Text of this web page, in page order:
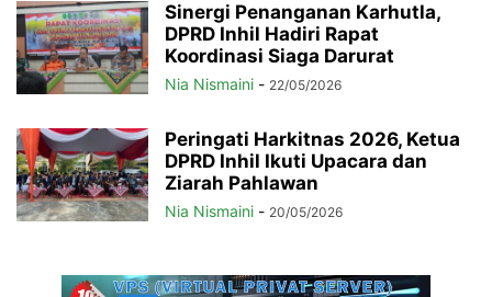
Sinergi Penanganan Karhutla,
DPRD Inhil Hadiri Rapat
Koordinasi Siaga Darurat
Nia Nismaini - 22/05/2026
Peringati Harkitnas 2026, Ketua
DPRD Inhil Ikuti Upacara dan
Ziarah Pahlawan
Nia Nismaini - 20/05/2026